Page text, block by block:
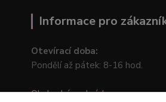
Informace pro
Otevírací doba:
Pondělí až pátek: 8-16 hod.
Obchodní podmínky